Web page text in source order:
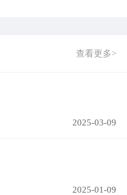
查看更多>
2025-03-09
2025-01-09